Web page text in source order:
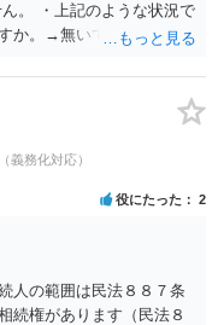
。 ・上記のような状況で
か。→無いです。 ・分割
どこが妥当とは言えない
ば穏やかに、分割を拒否
指定されててもいらない
必要はありません。
義務化対応）
役にたった 2
人の範囲は民法８８７条
続権があります（民法８